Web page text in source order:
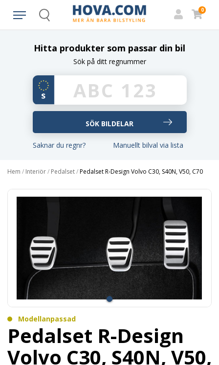
Search
0
Hitta produkter som passar din bil
Sök på ditt regnummer
Saknar du regnr? Manuellt bilval via lista
Hem / Interiör/ Pedalset/Pedalset R-Design Volvo C30, S40N, V50, C70
Modellanpassad
Pedalset R-Design
Volvo C30, S40N, V50,